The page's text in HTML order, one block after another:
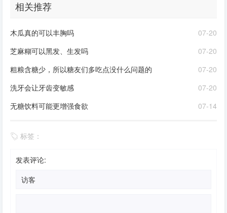
相关推荐
07-20
木瓜真的可以丰胸吗
07-20
芝麻糊可以黑发、生发吗
07-20
粗粮含糖少，所以糖友们多吃点没什么问题的
07-20
洗牙会让牙齿变敏感
07-14
无糖饮料可能更增强食欲
标签：
发表评论: